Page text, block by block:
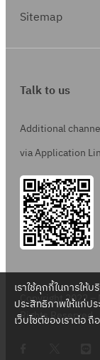
Sitemap
Talk to us
Additional
via Application
Copyright 2022
Rights Reserved.
เราใช้คุกกี้ในการให้
ประสิทธิภาพให้แก่ป
เว็บไซต์ของเราต่อ